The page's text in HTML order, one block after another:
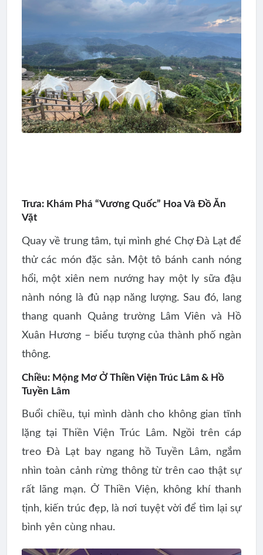
Trưa: Khám Phá “Vương Quốc” Hoa Và Đồ Ăn
Vặt
Quay về trung tâm, tụi mình ghéChợ Đà Lạt để
thử các món đặc sản. Một tô bánh canh nóng
hổi, một xiên nem nướng hay một ly sữa đậu
nành nóng là đủ nạp năng lượng. Sau đó, lang
thang quanh Quảng trường Lâm Viên và
Hồ
Xuân Hương– biểu tượng của thành phố ngàn
thông.
Chiều: Mộng Mơ Ở Thiền Viện Trúc Lâm & Hồ
Tuyền Lâm
Buổi chiều, tụi mình dành cho không gian tĩnh
lặng tại
Thiền Viện Trúc Lâm. Ngồi trêncáp
treo Đà Lạtbay ngang hồ Tuyền Lâm, ngắm
nhìn toàn cảnh rừng thông từ trên cao thật sự
rất lãng mạn. Ở Thiền Viện, không khí thanh
tịnh, kiến trúc đẹp, là nơi tuyệt vời để tìm lại sự
bình yên cùng nhau.